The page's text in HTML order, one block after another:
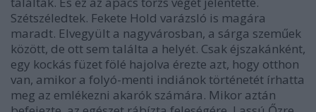
Szétszéledtek. Fekete Hold varázsló is magára
maradt. Elvegyült a nagyvárosban, a sárga szeműek
között, de ott sem találta a helyét. Csak éjszakánként,
egy kockás füzet fölé hajolva érezte azt, hogy otthon
van, amikor a folyó-menti indiánok történetét írhatta
meg az emlékezni akarók számára. Mikor aztán